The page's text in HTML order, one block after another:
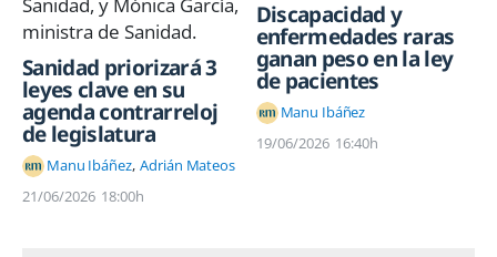
Sanidad priorizará 3
leyes clave en su
agenda contrarreloj
de legislatura
Manu Ibáñez Adrián Mateos
21/06/2026 18:00h
Discapacidad y
enfermedades raras
ganan peso en la ley
de pacientes
Manu Ibáñez
19/06/2026 16:40h